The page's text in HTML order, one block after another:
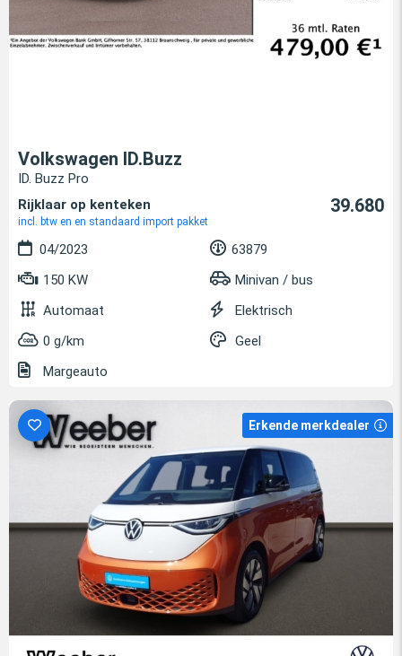
Volkswagen ID.Buzz
ID. Buzz Pro
Rijklaar op kenteken
incl. btw en en standaard import pakket
39.680
04/2023
63879
150 KW
Minivan / bus
Automaat
Elektrisch
0 g/km
Geel
Margeauto
Erkende merkdealer